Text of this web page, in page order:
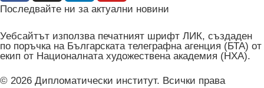
Последвайте ни за актуални новини
Уебсайтът използва печатният шрифт ЛИК, създаден
по поръчка на Българската телеграфна агенция (БТА) от
екип от Националната художествена академия (НХА).
© 2026 Дипломатически институт. Всички права